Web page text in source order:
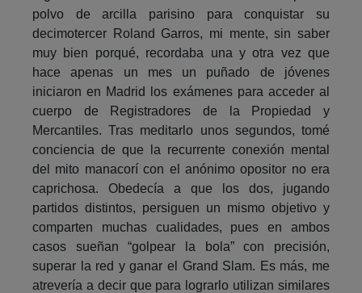
polvo de arcilla parisino para conquistar su
decimotercer Roland Garros, mi mente, sin saber
muy bien porqué, recordaba una y otra vez que
hace apenas un mes un puñado de jóvenes
iniciaron en Madrid los exámenes para acceder al
cuerpo de Registradores de la Propiedad y
Mercantiles. Tras meditarlo unos segundos, tomé
conciencia de que la recurrente conexión mental
del mito manacorí con el anónimo opositor no era
caprichosa. Obedecía a que los dos, jugando
partidos distintos, persiguen un mismo objetivo y
comparten muchas cualidades, pues en ambos
casos sueñan “golpear la bola” con precisión,
superar la red y ganar el Grand Slam. Es más, me
atrevería a decir que para lograrlo utilizan similares